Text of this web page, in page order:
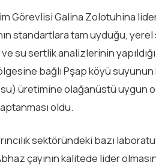
Görevlisi Galina Zolotuhina
standartlara tam uyduğu,
su sertlik analizlerinin
bağlı Pşap köyü
üretimine olağanüstü uygun
oldu.
sektöründeki bazı
çayının kalitede lider